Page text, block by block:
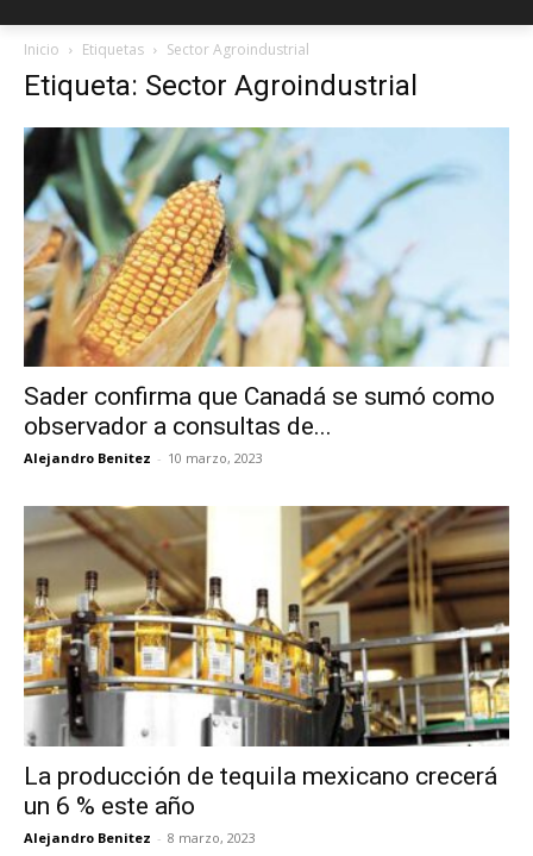
Inicio Etiquetas Sector Agroindustrial
Etiqueta: Sector Agroindustrial
Sader confirma que Canadá se sumó como
observador a consultas de...
Alejandro Benitez - 10 marzo, 2023
La producción de tequila mexicano crecerá
un 6 % este año
Alejandro Benitez - 8 marzo, 2023